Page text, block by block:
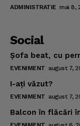
ADMINISTRATIE mai 8,
Social
Şofa beat, cu
EVENIMENT august 7,
I-aţi văzut?
EVENIMENT august 7,
Balcon în flăcări